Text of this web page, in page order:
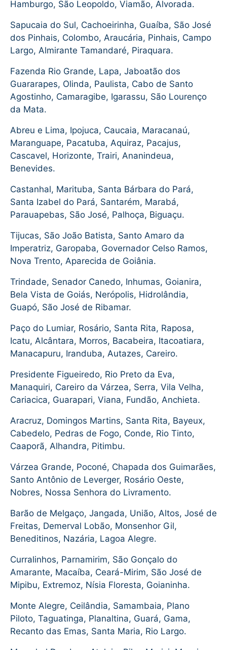
Hamburgo, São Leopoldo, Viamão, Alvorada.
Sapucaia do Sul, Cachoeirinha, Guaíba, São José
dos Pinhais, Colombo, Araucária, Pinhais, Campo
Largo, Almirante Tamandaré, Piraquara.
Fazenda Rio Grande, Lapa, Jaboatão dos
Guararapes, Olinda, Paulista, Cabo de Santo
Agostinho, Camaragibe, Igarassu, São Lourenço
da Mata.
Abreu e Lima, Ipojuca, Caucaia, Maracanaú,
Maranguape, Pacatuba, Aquiraz, Pacajus,
Cascavel, Horizonte, Trairi, Ananindeua,
Benevides.
Castanhal, Marituba, Santa Bárbara do Pará,
Santa Izabel do Pará, Santarém, Marabá,
Parauapebas, São José, Palhoça, Biguaçu.
Tijucas, São João Batista, Santo Amaro da
Imperatriz, Garopaba, Governador Celso Ramos,
Nova Trento, Aparecida de Goiânia.
Trindade, Senador Canedo, Inhumas, Goianira,
Bela Vista de Goiás, Nerópolis, Hidrolândia,
Guapó, São José de Ribamar.
Paço do Lumiar, Rosário, Santa Rita, Raposa,
Icatu, Alcântara, Morros, Bacabeira, Itacoatiara,
Manacapuru, Iranduba, Autazes, Careiro.
Presidente Figueiredo, Rio Preto da Eva,
Manaquiri, Careiro da Várzea, Serra, Vila Velha,
Cariacica, Guarapari, Viana, Fundão, Anchieta.
Aracruz, Domingos Martins, Santa Rita, Bayeux,
Cabedelo, Pedras de Fogo, Conde, Rio Tinto,
Caaporã, Alhandra, Pitimbu.
Várzea Grande, Poconé, Chapada dos Guimarães,
Santo Antônio de Leverger, Rosário Oeste,
Nobres, Nossa Senhora do Livramento.
Barão de Melgaço, Jangada, União, Altos, José de
Freitas, Demerval Lobão, Monsenhor Gil,
Beneditinos, Nazária, Lagoa Alegre.
Curralinhos, Parnamirim, São Gonçalo do
Amarante, Macaíba, Ceará-Mirim, São José de
Mipibu, Extremoz, Nísia Floresta, Goianinha.
Monte Alegre, Ceilândia, Samambaia, Plano
Piloto, Taguatinga, Planaltina, Guará, Gama,
Recanto das Emas, Santa Maria, Rio Largo.